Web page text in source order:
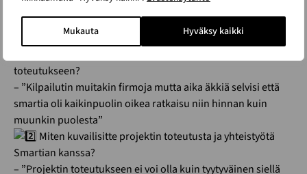
Mukauta Hyväksy kaikki
Mikä sai teidät valitsemaan juuri Smartian, kun
toteutukseen?
– ”Kilpailutin muitakin firmoja mutta aika äkkiä selvisi että
smartia oli kaikinpuolin oikea ratkaisu niin hinnan kuin
muunkin puolesta”
Miten kuvailisitte projektin toteutusta ja yhteistyötä
Smartian kanssa?
– ”Projektin toteutukseen ei voi olla kuin tyytyväinen siellä